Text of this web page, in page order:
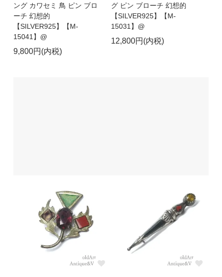
ング カワセミ 鳥 ピン ブロ
ーチ 幻想的
【SILVER925】【M-
15041】@
9,800円(内税)
グ ピン ブローチ 幻想的
【SILVER925】【M-
15031】@
12,800円(内税)